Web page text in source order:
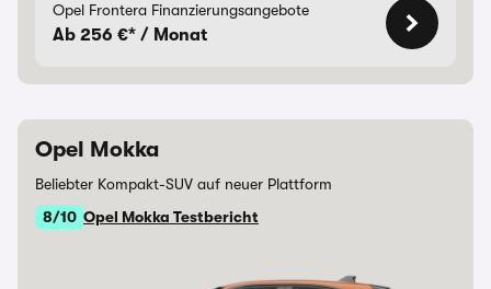
Opel Frontera Finanzierungsangebote
Ab 256 €* / Monat
Opel Mokka
Beliebter Kompakt-SUV auf neuer Plattform
8/10 Opel Mokka Testbericht